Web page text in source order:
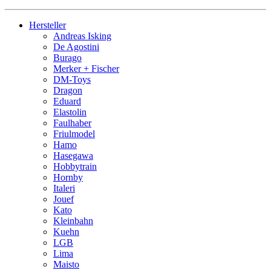
Hersteller
Andreas Isking
De Agostini
Burago
Merker + Fischer
DM-Toys
Dragon
Eduard
Elastolin
Faulhaber
Friulmodel
Hamo
Hasegawa
Hobbytrain
Hornby
Italeri
Jouef
Kato
Kleinbahn
Kuehn
LGB
Lima
Maisto